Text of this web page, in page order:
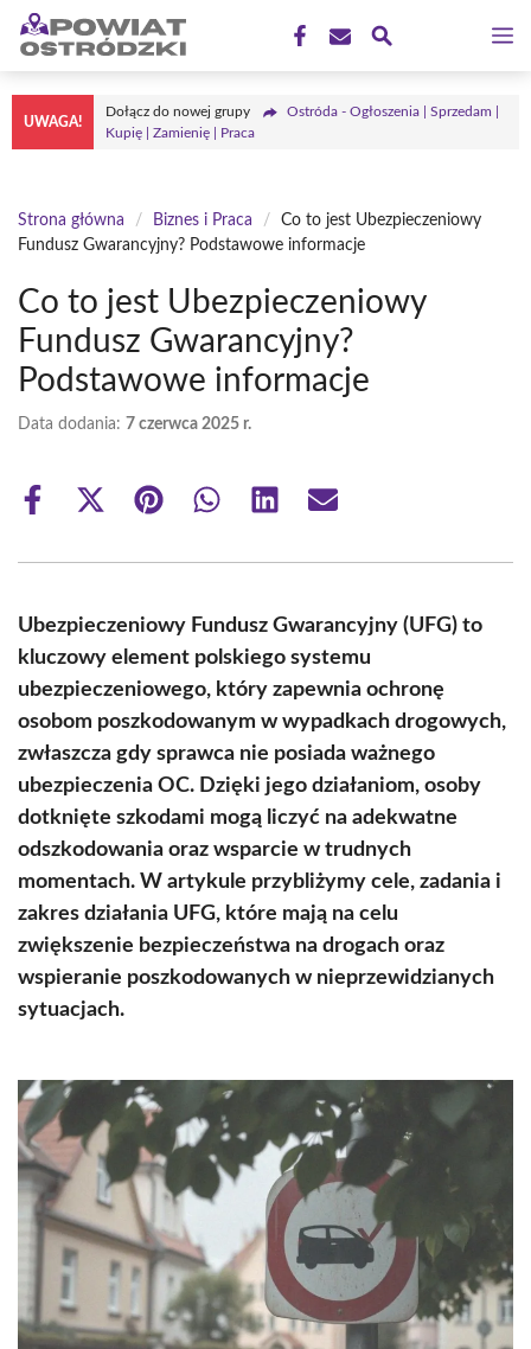
Przejdź
treści
UWAGA!
Dołącz do nowej grupy
Ostróda - Ogłoszenia | Sprzedam |
Kupię | Zamienię | Praca
Strona główna / Biznes i Praca /
Co to jest Ubezpieczeniowy
Fundusz Gwarancyjny? Podstawowe informacje
Co to jest Ubezpieczeniowy
Fundusz Gwarancyjny?
Podstawowe informacje
Data dodania: 7 czerwca 2025 r.
Share
Share
(Twitter)
Share Share Share Share
Ubezpieczeniowy Fundusz Gwarancyjny (UFG) to
kluczowy element polskiego systemu
ubezpieczeniowego, który zapewnia ochronę
osobom poszkodowanym w wypadkach drogowych,
zwłaszcza gdy sprawca nie posiada ważnego
ubezpieczenia OC. Dzięki jego działaniom, osoby
dotknięte szkodami mogą liczyć na adekwatne
odszkodowania oraz wsparcie w trudnych
momentach. W artykule przybliżymy cele, zadania i
zakres działania UFG, które mają na celu
zwiększenie bezpieczeństwa na drogach oraz
wspieranie poszkodowanych w nieprzewidzianych
sytuacjach.